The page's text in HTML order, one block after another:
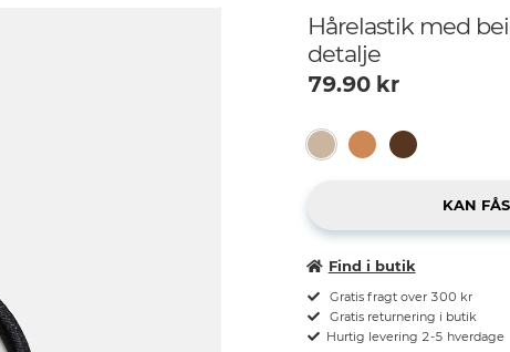
Hårelastik med
detalje
79.90kr
Find i butik
Gratis fragt over 300 kr
Gratis returnering i butik
Hurtig levering 2-5 hverdage